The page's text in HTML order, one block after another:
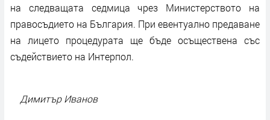
на следващата седмица чрез Министерството на
правосъдието на България. При евентуално предаване
на лицето процедурата ще бъде осъществена със
съдействието на Интерпол.
Димитър Иванов